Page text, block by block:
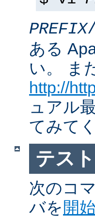
PREFIX
ある
い。 ま
http://
ュアル
てみて
テスト
次のコ
バを 開始